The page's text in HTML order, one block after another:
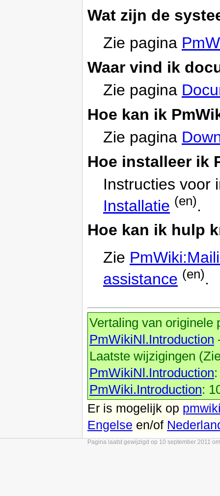
Wat zijn de
Zie pagina
Waar vind ik
Zie pagina
Hoe kan ik
Zie pagina
Hoe installeer ik
Instructies voor
Installatie (en).
Hoe kan ik hulp
Zie
assistance (en).
Vertaling van originele
PmWikiNl.Introduction
Laatste wijzigingen
PmWikiNl.Introduction
PmWiki.Introduction:
Er is mogelijk op
Engelse en/of
Pagina laatst gewijzigd op 10 september 2011